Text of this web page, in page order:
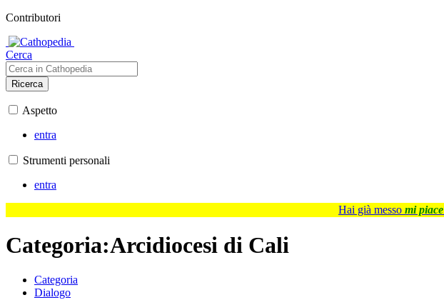
Contributori
Cerca
Ricerca
Aspetto
entra
Strumenti personali
entra
Hai già messo mi piace
Categoria:Arcidiocesi di Cali
Categoria
Dialogo